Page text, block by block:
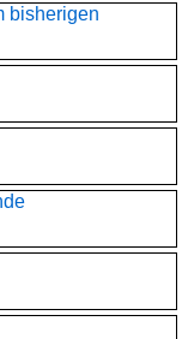
bisherigen